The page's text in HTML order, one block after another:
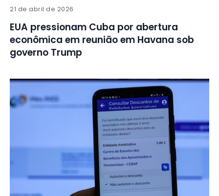
21 de abril de 2026
EUA pressionam Cuba por abertura
econômica em reunião em Havana sob
governo Trump